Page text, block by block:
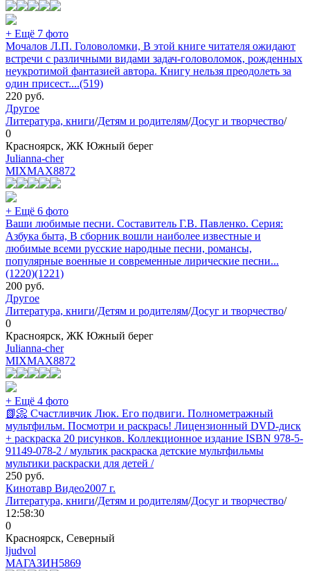
+ Ещё 7 фото
Мочалов Л.П. Головоломки, В этой книге читателя ожидают
встречи с различными видами задач-головоломок, рожденных
неукротимой фантазией автора. Книгу нельзя преодолеть за
один присест....(519)
220 руб.
Другое
Литература, книги/Детям и родителям/Досуг и творчество/
0
Красноярск, ЖК Южный берег
Julianna-cher
MIXMAX8872
+ Ещё 6 фото
Ваши любимые песни. Составитель Г.В. Павленко. Серия:
Азбука быта, В сборник вошли наиболее известные и
любимые всеми русские народные песни, романсы,
популярные военные и современные лирические песни...
(1220)(1221)
200 руб.
Другое
Литература, книги/Детям и родителям/Досуг и творчество/
0
Красноярск, ЖК Южный берег
Julianna-cher
MIXMAX8872
+ Ещё 4 фото
📗📀 Счастливчик Люк. Его подвиги. Полнометражный
мультфильм. Посмотри и раскрась! Лицензионный DVD-диск
+ раскраска 20 рисунков. Коллекционное издание ISBN 978-5-
91149-078-2 / мультик раскраска детские мультфильмы
мультики раскраски для детей /
250 руб.
Кинотавр Видео2007 г.
Литература, книги/Детям и родителям/Досуг и творчество/
12:58:30
0
Красноярск, Северный
ljudvol
МАГАЗИН5869